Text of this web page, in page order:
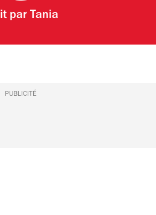
par Tania
PUBLICITÉ